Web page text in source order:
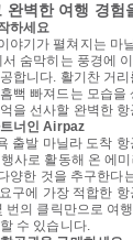
완벽한 여행 경험
하세요
야기가 펼쳐지는 마
숨막히는 풍경에
합니다. 활기찬 거
뻑 빠져드는 모습
을 선사할 완벽한
너인 Airpaz
출발 마닐라 도착
사로 활동해 온 에
양한 것을 추구한다
구에 가장 적합한
번의 클릭만으로 여
수 있습니다.